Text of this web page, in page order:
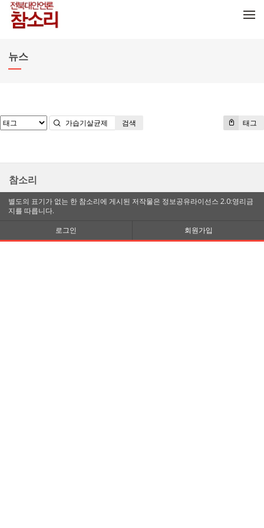
뉴스
태그
검색
참소리
별도의 표기가 없는 한 참소리에 게시된 저작물은 정보공유라이선스 2.0:영리금
지를 따릅니다.
로그인
회원가입